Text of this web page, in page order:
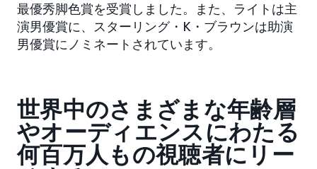
最優秀脚色賞を受賞しました。また、ライトは主
演男優賞に、スターリング・K・ブラウンは助演
男優賞にノミネートされています。
世界中のさまざまな年齢層
やオーディエンスにわたる
何百万人もの視聴者にリー